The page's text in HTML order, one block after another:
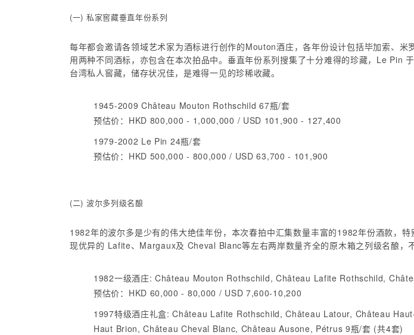
(一) 私家窖藏垂直年份系列
每年都会邀请各领域艺术家为酒标进行创作的Mouton酒庄，各年份设计包括毕加索、
用两种不同酒标，亦包含在本次拍品中。垂直年份系列搜集了十分难得的珍藏，Le
台湾私人窖藏，储存状况佳，是难得一见的珍稀收藏。
1945-2009 Château Mouton Rothschild 67瓶/套
预估价：HKD 800,000 - 1,000,000 / USD 101,900 - 127,400
1979-2002 Le Pin 24瓶/套
预估价：HKD 500,000 - 800,000 / USD 63,700 - 101,900
(二) 波尔多列级名酿
1982年的波尔多是少有的伟大绝佳年份，本次春拍中汇集数量丰富的1982年份酒款
现优异的 Lafite、Margaux及 Cheval Blanc等左右两岸数量齐全的原木箱之列级名酿，不
1982一级酒庄: Château Mouton Rothschild, Château Lafite Rothschild,
预估价：HKD 60,000 - 80,000 / USD 7,600-10,200
1997特级酒庄礼盒: Château Lafite Rothschild, Château Latour, Château
Haut Brion, Château Cheval Blanc, Château Ausone, Pétrus 9瓶/套 (共4套)